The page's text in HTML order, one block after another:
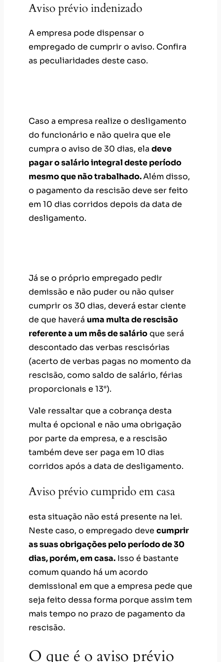
Aviso prévio indenizado
A empresa pode dispensar o
empregado de cumprir o aviso. Confira
as peculiaridades deste caso.
Caso a empresa realize o desligamento
do funcionário e não queira que ele
cumpra o aviso de 30 dias, ela deve
pagar o salário integral deste período
mesmo que não trabalhado.Além disso,
o pagamento da rescisão deve ser feito
em 10 dias corridos depois da data de
desligamento.
Já se o próprio empregado pedir
demissão e não puder ou não quiser
cumprir os 30 dias, deverá estar ciente
de que haverá uma multa de rescisão
referente a um mês de salárioque será
descontado das verbas rescisórias
(acerto de verbas pagas no momento da
rescisão, como saldo de salário, férias
proporcionais e 13°).
Vale ressaltar que a cobrança desta
multa é opcional e não uma obrigação
por parte da empresa, e a rescisão
também deve ser paga em 10 dias
corridos após a data de desligamento.
Aviso prévio cumprido em casa
esta situação não está presente na lei.
Neste caso, o empregado deve cumprir
as suas obrigações pelo período de 30
dias, porém, em casa. Isso é bastante
comum quando há um acordo
demissional em que a empresa pede que
seja feito dessa forma porque assim tem
mais tempo no prazo de pagamento da
rescisão.
O que é o aviso prévio